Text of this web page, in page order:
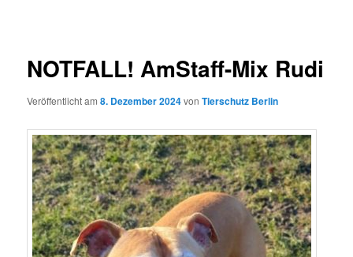
NOTFALL! AmStaff-Mix Rudi
Veröffentlicht am8. Dezember 2024vonTierschutz Berlin